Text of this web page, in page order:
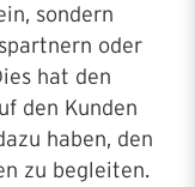
sondern
oder
hat den
den Kunden
haben, den
zu begleiten.